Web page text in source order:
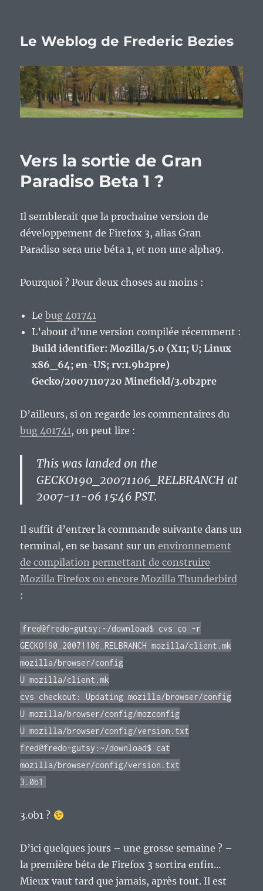
Le Weblog de Frederic Bezies
Vers la sortie de Gran
Paradiso Beta 1 ?
Il semblerait que la prochaine version de
développement de Firefox 3, alias Gran
Paradiso sera une béta 1, et non une alpha9.
Pourquoi ? Pour deux choses au moins :
Lebug 401741
L’about d’une version compilée récemment :
Build identifier: Mozilla/5.0 (X11; U; Linux
x86_64; en-US; rv:1.9b2pre)
Gecko/2007110720 Minefield/3.0b2pre
D’ailleurs, si on regarde les commentaires du
bug 401741, on peut lire :
This was landed on the
GECKO190_20071106_RELBRANCH at
2007-11-06 15:46 PST.
Il suffit d’entrer la commande suivante dans un
terminal, en se basant sur unenvironnement
de compilation permettant de construire
Mozilla Firefox ou encore Mozilla Thunderbird
:
fred@fredo-gutsy:~/download$ cvs co -r
GECKO190_20071106_RELBRANCH mozilla/client.mk
mozilla/browser/config
U mozilla/client.mk
cvs checkout: Updating mozilla/browser/config
U mozilla/browser/config/mozconfig
U mozilla/browser/config/version.txt
fred@fredo-gutsy:~/download$ cat
mozilla/browser/config/version.txt
3.0b1
3.0b1 ?
D’ici quelques jours – une grosse semaine ? –
la première béta de Firefox 3 sortira enfin…
Mieux vaut tard que jamais, après tout. Il est